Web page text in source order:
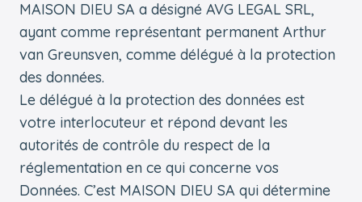
MAISON DIEU SA a désigné AVG LEGAL SRL,
ayant comme représentant permanent Arthur
van Greunsven, comme délégué à la protection
des données.
Le délégué à la protection des données est
votre interlocuteur et répond devant les
autorités de contrôle du respect de la
réglementation en ce qui concerne vos
Données. C’est MAISON DIEU SA qui détermine